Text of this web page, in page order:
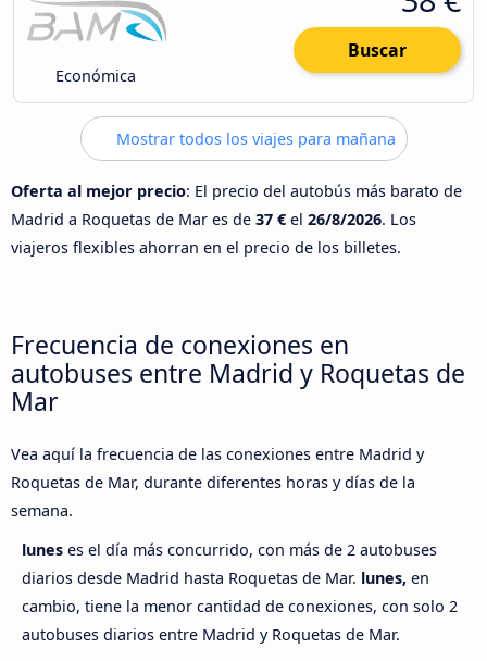
Económica
Buscar
Mostrar todos los viajes para mañana
Oferta al mejor precio: El precio del autobús más barato de
Madrid a Roquetas de Mar es de 37 € el 26/8/2026. Los
viajeros flexibles ahorran en el precio de los billetes.
Frecuencia de conexiones en
autobuses entre Madrid y Roquetas de
Mar
Vea aquí la frecuencia de las conexiones entre Madrid y
Roquetas de Mar, durante diferentes horas y días de la
semana.
lunes es el día más concurrido, con más de 2 autobuses
diarios desde Madrid hasta Roquetas de Mar. lunes, en
cambio, tiene la menor cantidad de conexiones, con solo 2
autobuses diarios entre Madrid y Roquetas de Mar.